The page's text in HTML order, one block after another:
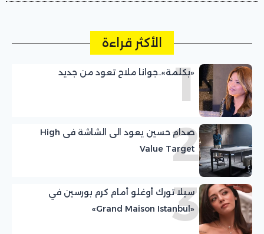
الأكثر قراءة
1
«بكلمة»..جوانا ملاح تعود من جديد
2
صدام حسين يعود الى الشاشة فى High
Value Target
3
سيلا تورك أوغلو أمام كرم بورسين في
«Grand Maison Istanbul»